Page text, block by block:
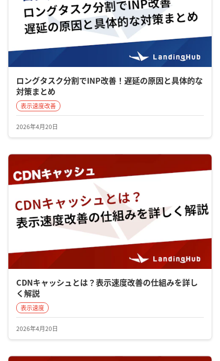
ロングタスク分割でINP改善！遅延の原因と具体的な
対策まとめ
表示速度改善
2026年4月20日
CDNキャッシュとは？表示速度改善の仕組みを詳し
く解説
表示速度
2026年4月20日